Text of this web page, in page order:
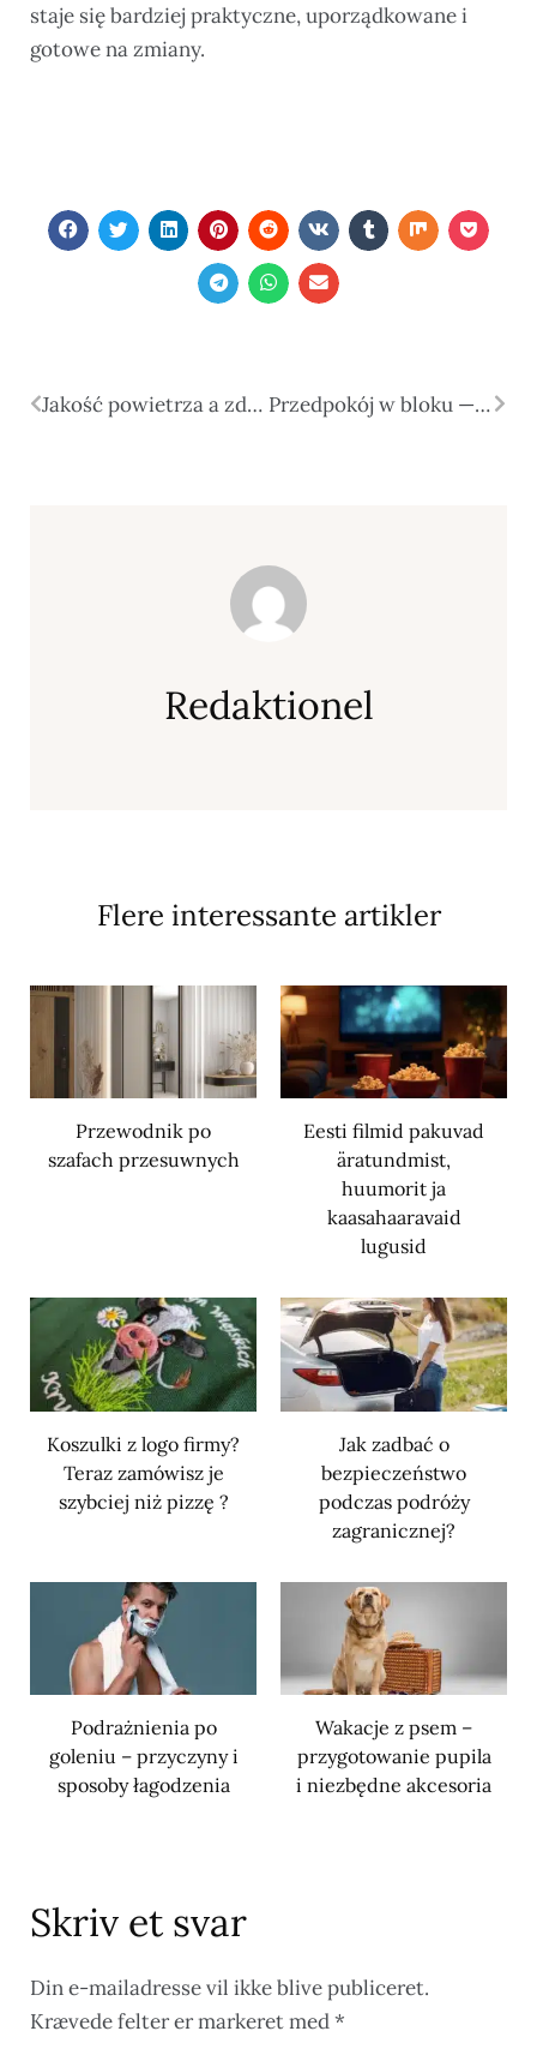
staje się bardziej praktyczne, uporządkowane i
gotowe na zmiany.
Jakość powietrza a zdrowie, koncentracja i codzienna energia Przedpokój w bloku — przechowywanie, światło i pierwsze wrażenie
Redaktionel
Flere interessante artikler
Przewodnik po
szafach przesuwnych
Eesti filmid pakuvad
äratundmist,
huumorit ja
kaasahaaravaid
lugusid
Koszulki z logo firmy?
Teraz zamówisz je
szybciej niż pizzę ?
Jak zadbać o
bezpieczeństwo
podczas podróży
zagranicznej?
Podrażnienia po
goleniu – przyczyny i
sposoby łagodzenia
Wakacje z psem –
przygotowanie pupila
i niezbędne akcesoria
Skriv et svar
Din e-mailadresse vil ikke blive publiceret.
Krævede felter er markeret med*